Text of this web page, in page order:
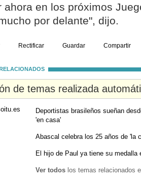
ahora en los próximos
por delante", dijo.
Rectificar Guardar Compartir
de temas realizada
Deportistas brasileños sueñan
'en casa'
Abascal celebra los 25 años de 'la
El hijo de Paul ya tiene su medalla
Ver todos los temas relacionados